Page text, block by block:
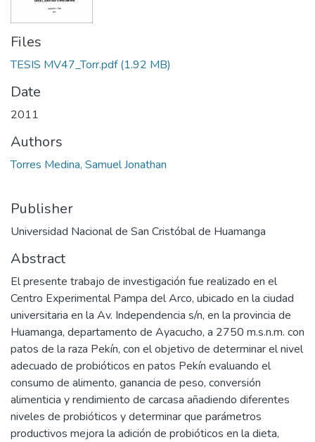
Files
TESIS MV47_Torr.pdf(1.92 MB)
Date
2011
Authors
Torres Medina, Samuel Jonathan
Publisher
Universidad Nacional de San Cristóbal de Huamanga
Abstract
El presente trabajo de investigación fue realizado en el
Centro Experimental Pampa del Arco, ubicado en la ciudad
universitaria en la Av. Independencia s/n, en la provincia de
Huamanga, departamento de Ayacucho, a 2750 m.s.n.m. con
patos de la raza Pekín, con el objetivo de determinar el nivel
adecuado de probióticos en patos Pekín evaluando el
consumo de alimento, ganancia de peso, conversión
alimenticia y rendimiento de carcasa añadiendo diferentes
niveles de probióticos y determinar que parámetros
productivos mejora la adición de probióticos en la dieta,